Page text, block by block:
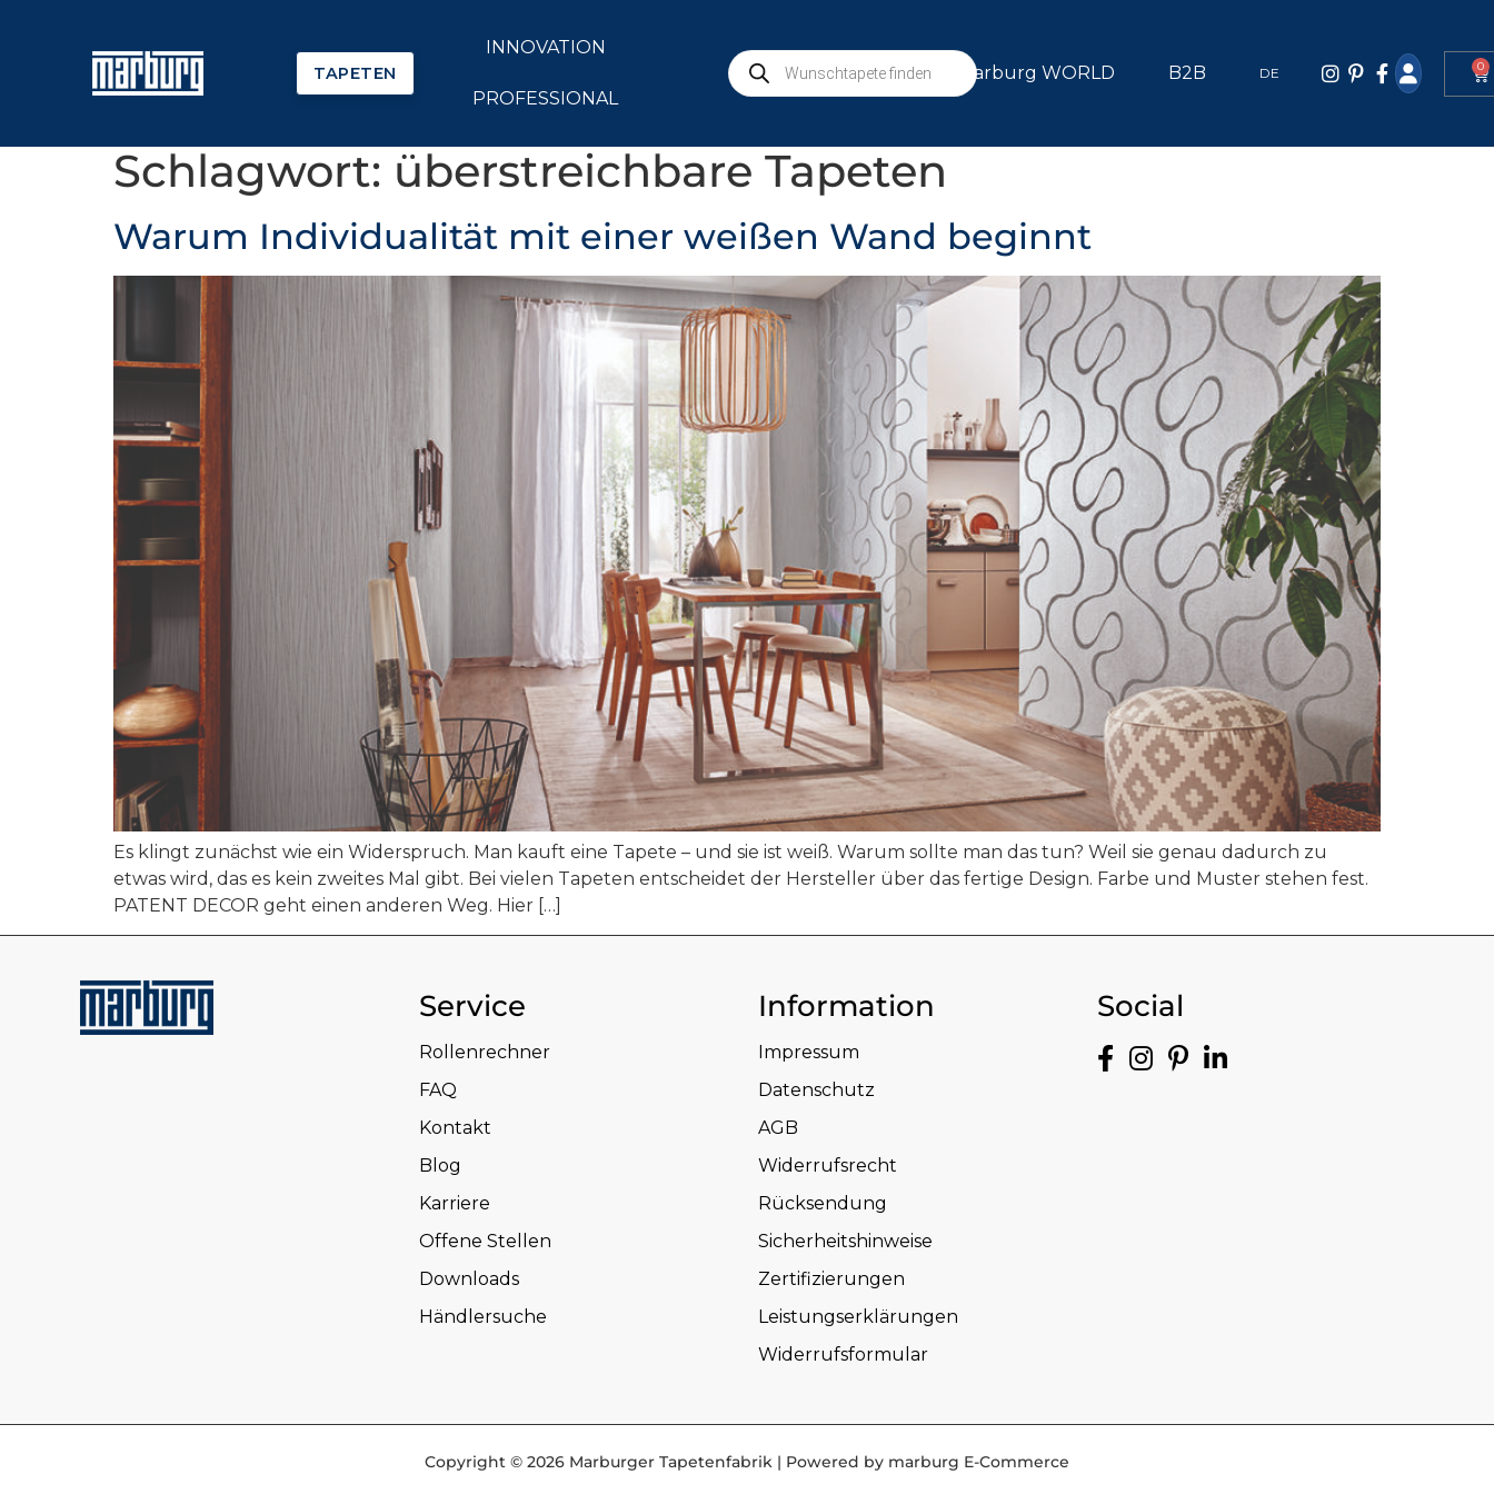
TAPETEN
INNOVATION
PROFESSIONAL
marburg WORLD B2B DE 0
Schlagwort: überstreichbare Tapeten
Warum Individualität mit einer weißen Wand beginnt
Es klingt zunächst wie ein Widerspruch. Man kauft eine Tapete – und sie ist weiß. Warum sollte man das tun? Weil sie genau dadurch zu
etwas wird, das es kein zweites Mal gibt. Bei vielen Tapeten entscheidet der Hersteller über das fertige Design. Farbe und Muster stehen fest.
PATENT DECOR geht einen anderen Weg. Hier […]
Service
Rollenrechner
FAQ
Kontakt
Blog
Karriere
Offene Stellen
Downloads
Händlersuche
Information
Impressum
Datenschutz
AGB
Widerrufsrecht
Rücksendung
Sicherheitshinweise
Zertifizierungen
Leistungserklärungen
Widerrufsformular
Social
Copyright © 2026 Marburger Tapetenfabrik | Powered by marburg E-Commerce